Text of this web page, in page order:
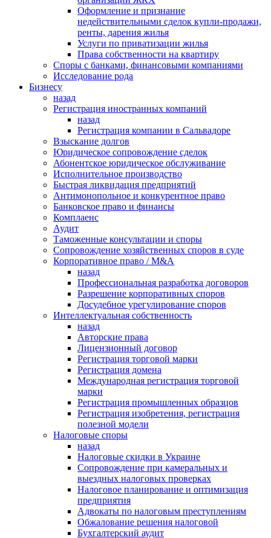
Оформление и признание
недействительными сделок купли-продажи,
ренты, дарения жилья
Услуги по приватизации жилья
Права собственности на квартиру
Cпоры с банками, финансовыми компаниями
Исследование рода
Бизнесу
назад
Регистрация иностранных компаний
назад
Регистрация компании в Сальвадоре
Взыскание долгов
Юридическое сопровождение сделок
Абонентское юридическое обслуживание
Исполнительное производство
Быстрая ликвидация предприятий
Антимонопольное и конкурентное право
Банковское право и финансы
Комплаенс
Аудит
Таможенные консультации и споры
Сопровождение хозяйственных споров в суде
Корпоративное право / M&A
назад
Профессиональная разработка договоров
Разрешение корпоративных споров
Досудебное урегулирование споров
Интеллектуальная собственность
назад
Авторские права
Лицензионный договор
Регистрация торговой марки
Регистрация домена
Международная регистрация торговой
марки
Регистрация промышленных образцов
Регистрация изобретения, регистрация
полезной модели
Налоговые споры
назад
Налоговые скидки в Украине
Сопровождение при камеральных и
выездных налоговых проверках
Налоговое планирование и оптимизация
предприятия
Адвокаты по налоговым преступлениям
Обжалование решения налоговой
Бухгалтерский аудит